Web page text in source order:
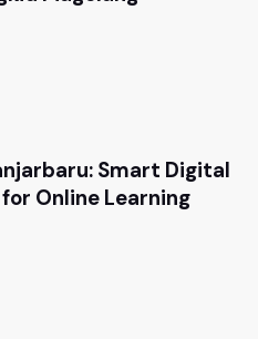
Smart Digital
Online Learning